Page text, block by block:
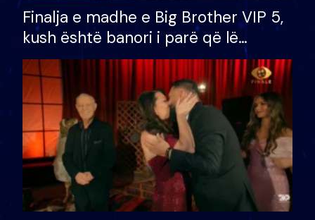
Finalja e madhe e Big Brother VIP 5,
kush është banori i parë që lë
shtëpinë dhe humb mundësinë për
të fituar çmimin e madh